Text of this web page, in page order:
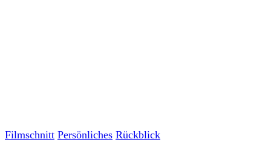
Filmschnitt Persönliches Rückblick